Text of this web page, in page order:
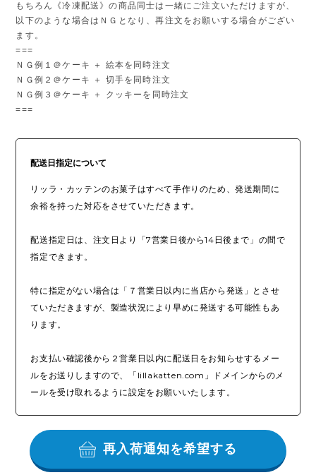
もちろん《冷凍配送》の商品同士は一緒にご注文いただけますが、
以下のような場合はＮＧとなり、再注文をお願いする場合がござい
ます。
===
ＮＧ例１＠ケーキ ＋ 絵本を同時注文
ＮＧ例２＠ケーキ ＋ 切手を同時注文
ＮＧ例３＠ケーキ ＋ クッキーを同時注文
===
配送日指定について
リッラ・カッテンのお菓子はすべて手作りのため、発送期間に
余裕を持った対応をさせていただきます。
配送指定日は、注文日より「7営業日後から14日後まで」の間で
指定できます。
特に指定がない場合は「７営業日以内に当店から発送」とさせ
ていただきますが、製造状況により早めに発送する可能性もあ
ります。
お支払い確認後から２営業日以内に配送日をお知らせするメー
ルをお送りしますので、「lillakatten.com」ドメインからのメ
ールを受け取れるように設定をお願いいたします。
再入荷通知を希望する